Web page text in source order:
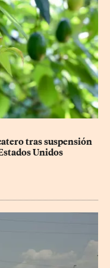
tras suspensión
Unidos